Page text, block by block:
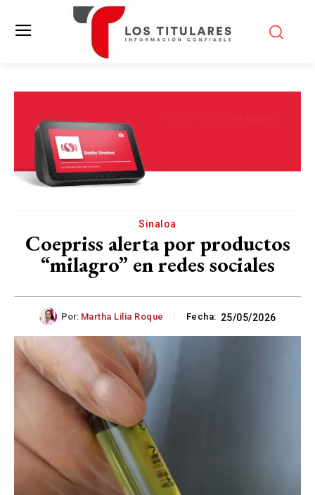
Sinaloa
Coepriss alerta por productos
“milagro” en redes sociales
Por: Martha Lilia Roque Fecha: 25/05/2026